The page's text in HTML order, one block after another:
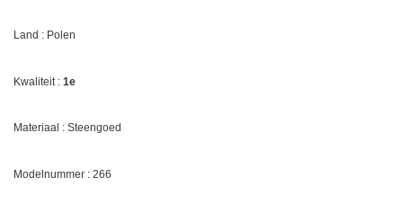
Land : Polen
Kwaliteit : 1e
Materiaal : Steengoed
Modelnummer : 266